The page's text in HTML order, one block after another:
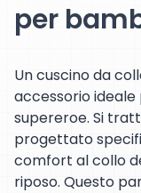
per
Un cuscino da
accessorio
supereroe. Si
progettato
comfort al collo
riposo. Questo